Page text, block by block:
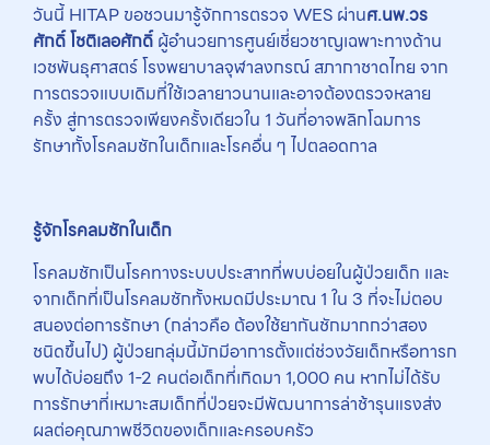
วันนี้ HITAP ขอชวนมารู้จักการตรวจ WES ผ่านศ.นพ.วร
ศักดิ์ โชติเลอศักดิ์ ผู้อำนวยการศูนย์เชี่ยวชาญเฉพาะทางด้าน
เวชพันธุศาสตร์ โรงพยาบาลจุฬาลงกรณ์ สภากาชาดไทย จาก
การตรวจแบบเดิมที่ใช้เวลายาวนานและอาจต้องตรวจหลาย
ครั้ง สู่การตรวจเพียงครั้งเดียวใน 1 วันที่อาจพลิกโฉมการ
รักษาทั้งโรคลมชักในเด็กและโรคอื่น ๆ ไปตลอดกาล
รู้จักโรคลมชักในเด็ก
โรคลมชักเป็นโรคทางระบบประสาทที่พบบ่อยในผู้ป่วยเด็ก และ
จากเด็กที่เป็นโรคลมชักทั้งหมดมีประมาณ 1 ใน 3 ที่จะไม่ตอบ
สนองต่อการรักษา (กล่าวคือ ต้องใช้ยากันชักมากกว่าสอง
ชนิดขึ้นไป) ผู้ป่วยกลุ่มนี้มักมีอาการตั้งแต่ช่วงวัยเด็กหรือทารก
พบได้บ่อยถึง 1-2 คนต่อเด็กที่เกิดมา 1,000 คน หากไม่ได้รับ
การรักษาที่เหมาะสมเด็กที่ป่วยจะมีพัฒนาการล่าช้ารุนแรงส่ง
ผลต่อคุณภาพชีวิตของเด็กและครอบครัว